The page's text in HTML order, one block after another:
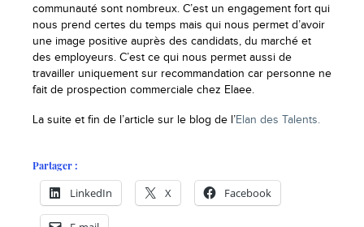
communauté sont nombreux. C’est un engagement fort qui
nous prend certes du temps mais qui nous permet d’avoir
une image positive auprès des candidats, du marché et
des employeurs. C’est ce qui nous permet aussi de
travailler uniquement sur recommandation car personne ne
fait de prospection commerciale chez Elaee.
La suite et fin de l’article sur le blog de l’Elan des Talents.
Partager :
LinkedIn X Facebook